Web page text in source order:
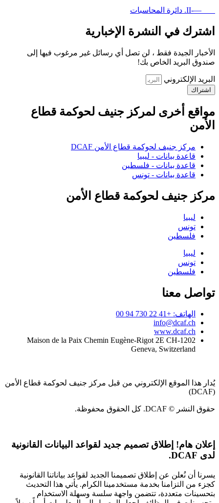
—-II. دائرة المحاسبات
اشترك في النشرة الإخبارية
الأخبار الجيدة فقط ، لن تصل أي رسائل غير مرغوب فيها إلى
صندوق البريد الخاص بك!
البريد الإلكتروني
اشتراك
مواقع أخرى لمركز جنيف لحوكمة قطاع
الأمن
مركز جنيف لحوكمة قطاع الأمن DCAF
قاعدة بيانات - ليبيا
قاعدة بيانات - فلسطين
قاعدة بيانات - تونس
مركز جنيف لحوكمة قطاع الأمن
ليبيا
تونس
فلسطين
ليبيا
تونس
فلسطين
تواصل معنا
الهاتف: +41 22 730 94 00
info@dcaf.ch
www.dcaf.ch
Maison de la Paix Chemin Eugène-Rigot 2E CH-1202
Geneva, Switzerland
يُدار هذا الموقع الإلكتروني من قبل مركز جنيف لحوكمة قطاع الأمن
(DCAF)
حقوق النشر © DCAF. كل الحقوق محفوظة.
إعلان هام! إطلاق تصميم جديد لقواعد البيانات القانونية
لدى DCAF.
يسرنا أن نُعلن عن إطلاق تصميمنا الجديد لقواعد بياناتنا القانونية
كجزء من التزامنا بخدمة مستخدمينا الكرام. يأتي هذا التحديث
بتحسينات متعددة، تتضمن واجهة سلسة وسهلة الاستخدام